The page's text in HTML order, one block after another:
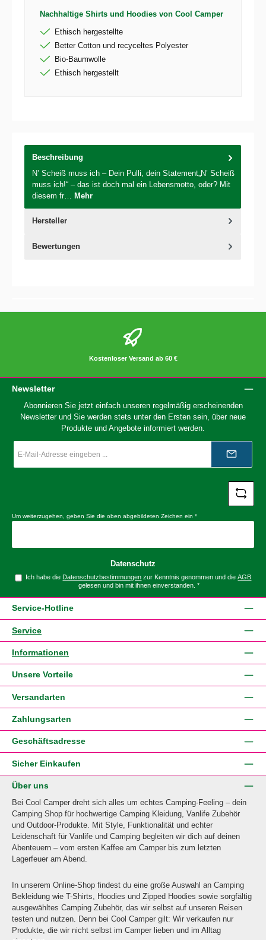
Nachhaltige Shirts und Hoodies von Cool Camper
Ethisch hergestellte
Better Cotton und recyceltes Polyester
Bio-Baumwolle
Ethisch hergestellt
Beschreibung
N’ Scheiß muss ich – Dein Pulli, dein Statement„N’ Scheiß
muss ich!“ – das ist doch mal ein Lebensmotto, oder? Mit
diesem fr… Mehr
Hersteller
Bewertungen
Kostenloser Versand ab 60 €
Newsletter
Abonnieren Sie jetzt einfach unseren regelmäßig erscheinenden
Newsletter und Sie werden stets unter den Ersten sein, über neue
Produkte und Angebote informiert werden.
Mail-
*
Um weiterzugehen, geben Sie die oben abgebildeten Zeichen ein *
Datenschutz
Ich habe dieDatenschutzbestimmungen zur Kenntnis genommen und dieAGB
gelesen und bin mit ihnen einverstanden. *
Service-Hotline
Service
Informationen
Unsere Vorteile
Versandarten
Zahlungsarten
Geschäftsadresse
Sicher Einkaufen
Über uns
Bei Cool Camper dreht sich alles um echtes Camping-Feeling – dein
Camping Shop für hochwertige Camping Kleidung, Vanlife Zubehör
und Outdoor-Produkte. Mit Style, Funktionalität und echter
Leidenschaft für Vanlife und Camping begleiten wir dich auf deinen
Abenteuern – vom ersten Kaffee am Camper bis zum letzten
Lagerfeuer am Abend.
In unserem Online-Shop findest du eine große Auswahl an Camping
Bekleidung wie T-Shirts, Hoodies und Zipped Hoodies sowie sorgfältig
ausgewähltes Camping Zubehör, das wir selbst auf unseren Reisen
testen und nutzen. Denn bei Cool Camper gilt: Wir verkaufen nur
Produkte, die wir nicht selbst im Camper lieben und im Alltag